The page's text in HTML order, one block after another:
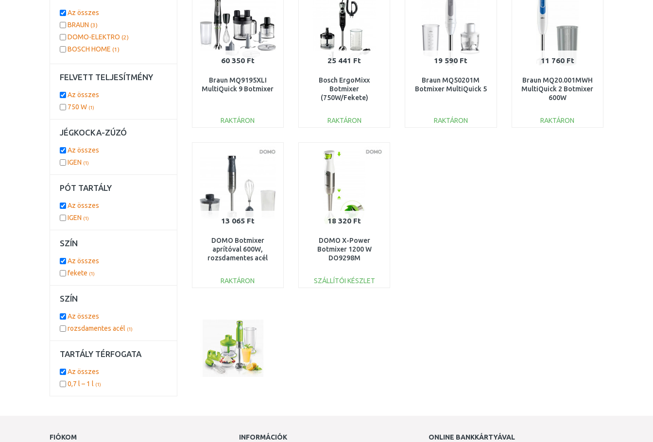
60 350 Ft
Braun MQ9195XLI
MultiQuick 9 Botmixer
RAKTÁRON
Összehasonlítás
25 441 Ft
Bosch ErgoMixx
Botmixer
(750W/Fekete)
RAKTÁRON
Összehasonlítás
19 590 Ft
Braun MQ50201M
Botmixer MultiQuick 5
RAKTÁRON
11 760 Ft
Braun MQ20.001MWH
MultiQuick 2 Botmixer
600W
RAKTÁRON
13 065 Ft
DOMO Botmixer
aprítóval 600W,
rozsdamentes acél
RAKTÁRON
18 320 Ft
DOMO X-Power
Botmixer 1200 W
DO9298M
SZÁLLÍTÓI KÉSZLET
Az összes
BRAUN (3)
DOMO-ELEKTRO (2)
BOSCH HOME (1)
FELVETT TELJESÍTMÉNY
Az összes
750 W (1)
JÉGKOCKA-ZÚZÓ
Az összes
IGEN (1)
PÓT TARTÁLY
Az összes
IGEN (1)
SZÍN
Az összes
fekete (1)
SZÍN
Az összes
rozsdamentes acél (1)
TARTÁLY TÉRFOGATA
Az összes
0,7 l – 1 l (1)
FIÓKOM INFORMÁCIÓK ONLINE BANKKÁRTYÁVAL